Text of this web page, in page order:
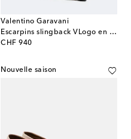
Valentino Garavani
Escarpins slingback VLogo en dentelle
CHF 940
original price
Nouvelle saison